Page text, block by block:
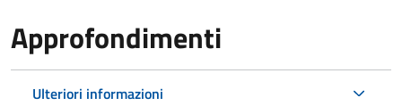
Approfondimenti
Ulteriori informazioni